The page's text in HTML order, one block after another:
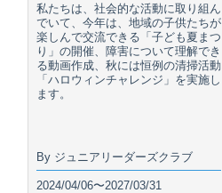
私たちは、社会的な活動に取り組ん
でいて、今年は、地域の子供たちが
楽しんで交流できる「子ども夏まつ
り」の開催、障害について理解でき
る動画作成、秋には恒例の清掃活動
「ハロウィンチャレンジ」を実施し
ます。
By ジュニアリーダーズクラブ
2024/04/06〜2027/03/31